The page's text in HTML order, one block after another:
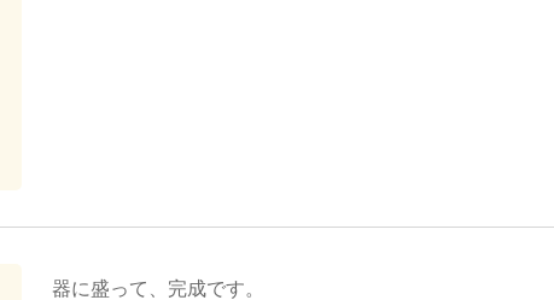
器に盛って、完成です。